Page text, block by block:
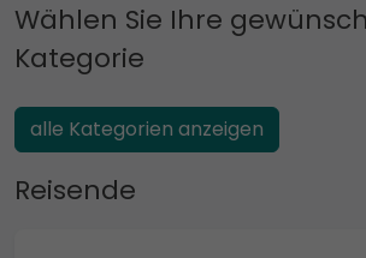
Wählen Sie Ihre
Kategorie
alle Kategorien anzeigen
Reisende